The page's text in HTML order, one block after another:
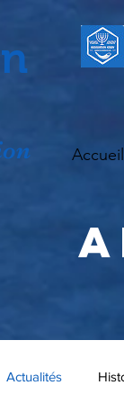
Accueil
Actualités